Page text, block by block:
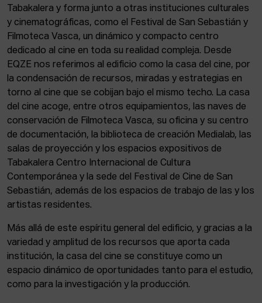
Tabakalera y forma junto a otras instituciones culturales
y cinematográficas, como el Festival de San Sebastián y
Filmoteca Vasca, un dinámico y compacto centro
dedicado al cine en toda su realidad compleja. Desde
EQZE nos referimos al edificio como la casa del cine, por
la condensación de recursos, miradas y estrategias en
torno al cine que se cobijan bajo el mismo techo. La casa
del cine acoge, entre otros equipamientos, las naves de
conservación de Filmoteca Vasca, su oficina y su centro
de documentación, la biblioteca de creación Medialab, las
salas de proyección y los espacios expositivos de
Tabakalera Centro Internacional de Cultura
Contemporánea y la sede del Festival de Cine de San
Sebastián, además de los espacios de trabajo de las y los
artistas residentes.
Más allá de este espíritu general del edificio, y gracias a la
variedad y amplitud de los recursos que aporta cada
institución, la casa del cine se constituye como un
espacio dinámico de oportunidades tanto para el estudio,
como para la investigación y la producción.